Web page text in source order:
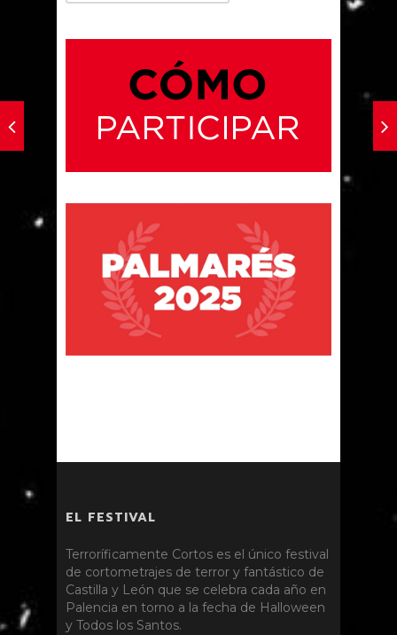
EL FESTIVAL
Terroríficamente Cortos es el único festival
de cortometrajes de terror y fantástico de
Castilla y León que se celebra cada año en
Palencia en torno a la fecha de Halloween
y Todos los Santos.